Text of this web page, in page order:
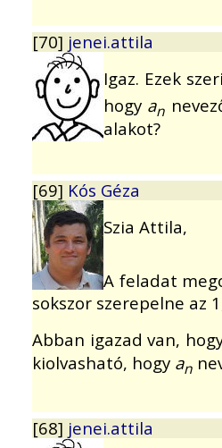
[70] jenei.attila
Igaz. Ezek
hogy an
alakot?
[69] Kós Géza
Szia Attila,
A feladat
sokszor szerepelne az
Abban igazad van,
kiolvasható, hogy an
[68] jenei.attila